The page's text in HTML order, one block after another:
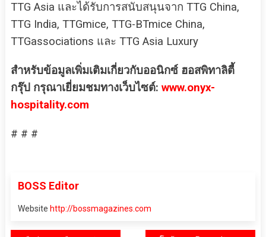
TTG Asia และได้รับการสนับสนุนจาก TTG China,
TTG India, TTGmice, TTG-BTmice China,
TTGassociations และ TTG Asia Luxury
สำหรับข้อมูลเพิ่มเติมเกี่ยวกับออนิกซ์ ฮอสพิทาลิตี้
กรุ๊ป กรุณาเยี่ยมชมทางเว็บไซต์: www.onyx-
hospitality.com
# # #
BOSS Editor
Website http://bossmagazines.com